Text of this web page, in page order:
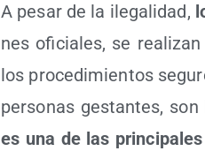
A pesar de la ile­ga­li­dad,
nes ofi­cia­les, se
los pro­ce­di­mien­tos
per­so­nas ges­tan­tes, son
es una de las